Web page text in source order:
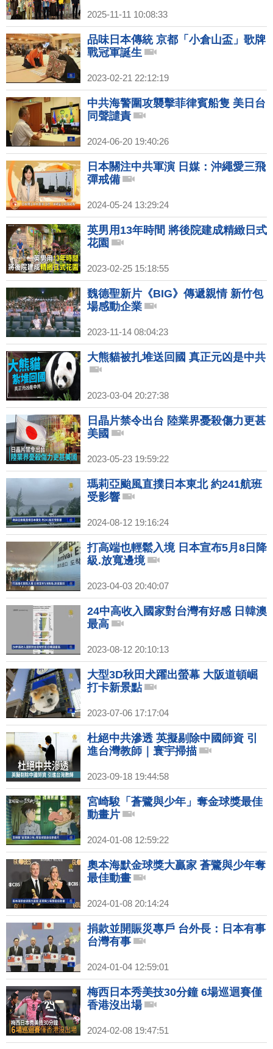
2025-11-11 10:08:33
品味日本傳統 京都「小倉山盃」歌牌
戰冠軍誕生
2023-02-21 22:12:19
中共海警圍攻襲擊菲律賓船隻 美日台
同聲譴責
2024-06-20 19:40:26
日本關注中共軍演 日媒：沖繩愛三飛
彈戒備
2024-05-24 13:29:24
英男用13年時間 將後院建成精緻日式
花園
2023-02-25 15:18:55
魏德聖新片《BIG》傳遞親情 新竹包
場感動企業
2023-11-14 08:04:23
大熊貓被扎堆送回國 真正元凶是中共
2023-03-04 20:27:38
日晶片禁令出台 陸業界憂殺傷力更甚
美國
2023-05-23 19:59:22
瑪莉亞颱風直撲日本東北 約241航班
受影響
2024-08-12 19:16:24
打高端也輕鬆入境 日本宣布5月8日降
級.放寬邊境
2023-04-03 20:40:07
24中高收入國家對台灣有好感 日韓澳
最高
2023-08-12 20:10:13
大型3D秋田犬躍出螢幕 大阪道頓崛
打卡新景點
2023-07-06 17:17:04
杜絕中共滲透 英擬剔除中國師資 引
進台灣教師｜寰宇掃描
2023-09-18 19:44:58
宮崎駿「蒼鷺與少年」奪金球獎最佳
動畫片
2024-01-08 12:59:22
奧本海默金球獎大贏家 蒼鷺與少年奪
最佳動畫
2024-01-08 20:14:24
捐款並開賑災專戶 台外長：日本有事
台灣有事
2024-01-04 12:59:01
梅西日本秀美技30分鐘 6場巡迴賽僅
香港沒出場
2024-02-08 19:47:51